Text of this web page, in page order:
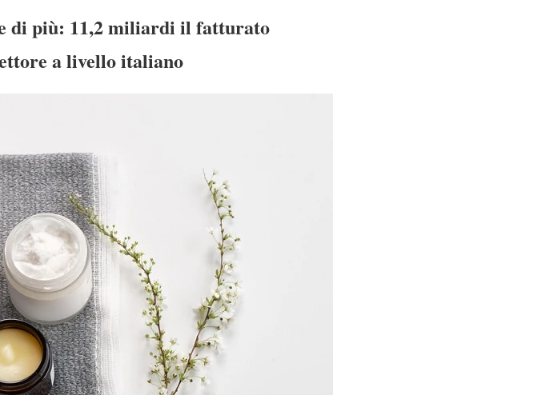
di più: 11,2 miliardi il fatturato
a livello italiano